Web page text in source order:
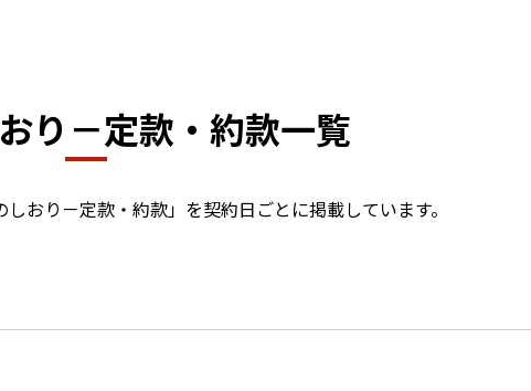
り－定款・約款一覧
おり－定款・約款」を契約日ごとに掲載しています。